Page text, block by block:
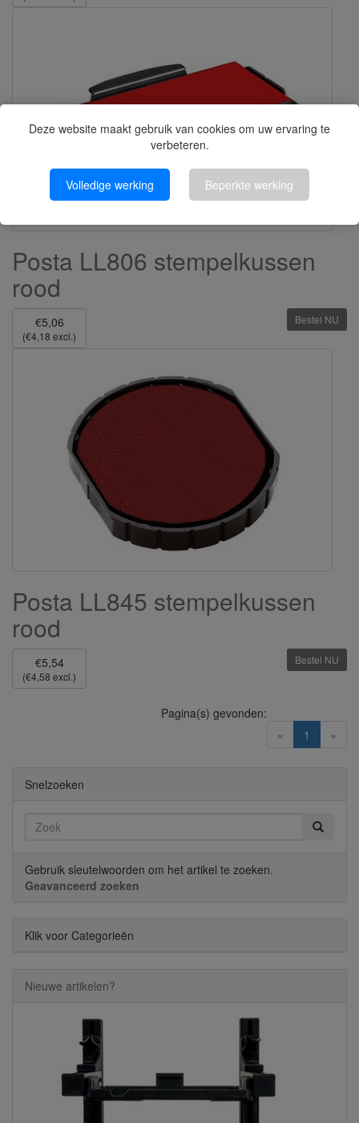
Deze website maakt gebruik van cookies om uw ervaring te
verbeteren.
Volledige werking Beperkte werking
Posta LL806 stempelkussen
rood
€5,06
(€4,18 excl.)
Bestel NU
Posta LL845 stempelkussen
rood
€5,54
(€4,58 excl.)
Bestel NU
« 1 (current)
»
Pagina(s) gevonden:
Snelzoeken
Gebruik sleutelwoorden om het artikel te zoeken.
Geavanceerd zoeken
Klik voor Categorieën
Nieuwe artikelen?